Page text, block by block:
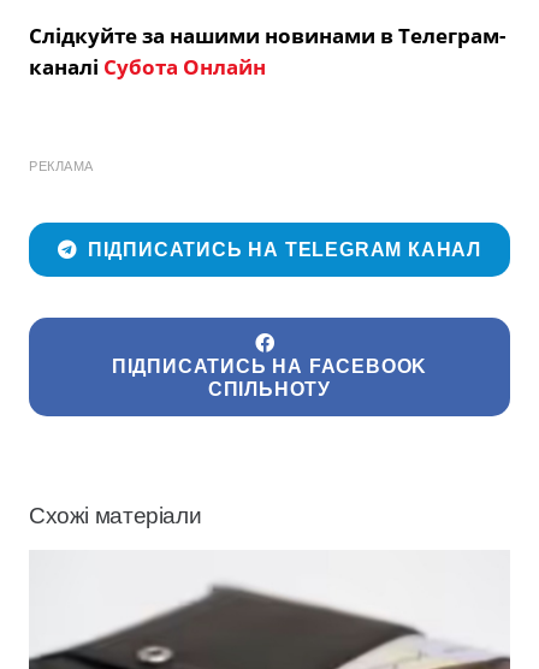
Слідкуйте за нашими новинами в Телеграм-
каналі Субота Онлайн
РЕКЛАМА
ПІДПИСАТИСЬ НА TELEGRAM КАНАЛ
ПІДПИСАТИСЬ НА FACEBOOK
СПІЛЬНОТУ
Схожі матеріали